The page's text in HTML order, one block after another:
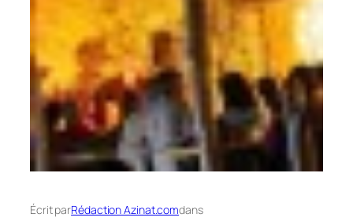
Écrit parRédaction Azinat.comdans